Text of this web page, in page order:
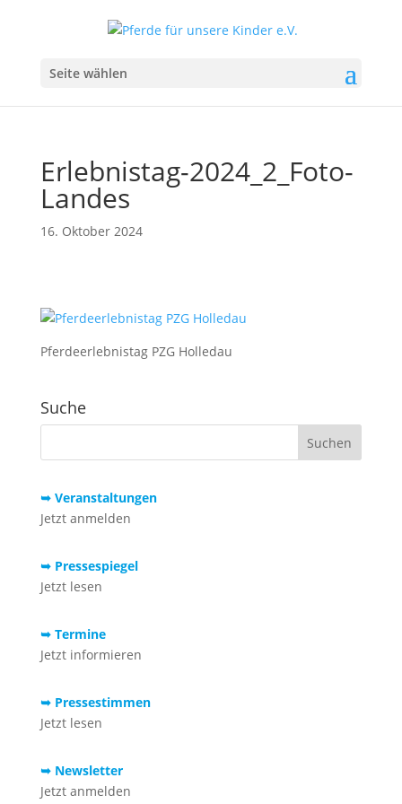
Seite wählen
Erlebnistag-2024_2_Foto-
Landes
16. Oktober 2024
Pferdeerlebnistag PZG Holledau
Suche
➥ Veranstaltungen
Jetzt anmelden
➥ Pressespiegel
Jetzt lesen
➥ Termine
Jetzt informieren
➥ Pressestimmen
Jetzt lesen
➥ Newsletter
Jetzt anmelden